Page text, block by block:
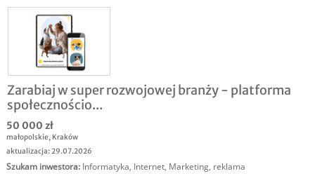
Zarabiaj w super rozwojowej branży - platforma
społecznościo...
50 000 zł
małopolskie, Kraków
aktualizacja: 29.07.2026
Szukam inwestora: Informatyka, Internet, Marketing, reklama